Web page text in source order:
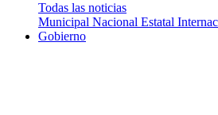
Todas las noticias
Municipal Nacional Estatal
Gobierno